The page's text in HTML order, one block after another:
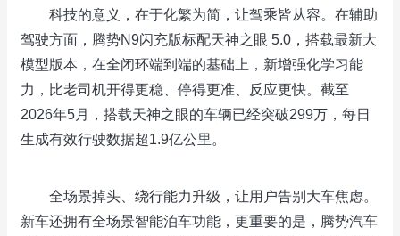
科技的意义，在于化繁为简，让驾乘皆从容。在辅助
驾驶方面，腾势N9闪充版标配天神之眼 5.0，搭载最新大
模型版本，在全闭环端到端的基础上，新增强化学习能
力，比老司机开得更稳、停得更准、反应更快。截至
2026年5月，搭载天神之眼的车辆已经突破299万，每日
生成有效行驶数据超1.9亿公里。
全场景掉头、绕行能力升级，让用户告别大车焦虑。
新车还拥有全场景智能泊车功能，更重要的是，腾势汽车